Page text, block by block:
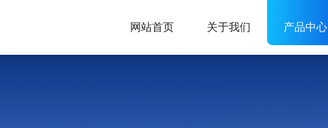
网站首页 关于我们 产品中心